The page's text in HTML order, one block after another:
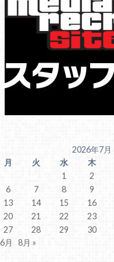
2026年7月
月
火 水 木
1
2
6
7 8 9
13
14 15 16
20
21 22 23
27
28 29 30
月
8月 »